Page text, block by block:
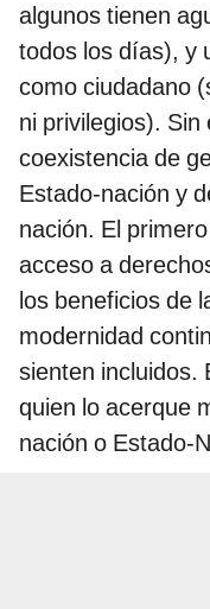
algunos tienen
todos los días), y
como ciudadano
ni privilegios).
coexistencia de
Estado-nación y
nación. El
acceso a
los beneficios de
modernidad
sienten incluidos.
quien lo acerque
nación o Estado-